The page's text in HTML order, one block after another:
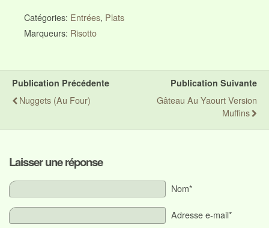
riz)
Catégories: Entrées, Plats
Marqueurs: Risotto
Publication Précédente
Nuggets (au Four)
Publication Suivante
Gâteau Au Yaourt Version
Muffins
Laisser une réponse
Nom*
Adresse e-mail*